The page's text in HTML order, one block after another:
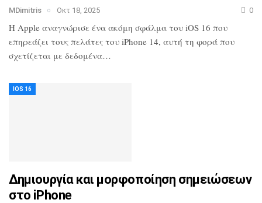
MDimitris Οκτ 18, 2025 0
Η Apple αναγνώρισε ένα ακόμη σφάλμα του iOS 16 που
επηρεάζει τους πελάτες του iPhone 14, αυτή τη φορά που
σχετίζεται με δεδομένα…
IOS 16
Δημιουργία και μορφοποίηση σημειώσεων
στο iPhone